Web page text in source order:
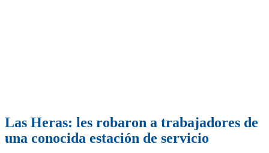
Las Heras: les robaron a trabajadores de
una conocida estación de servicio